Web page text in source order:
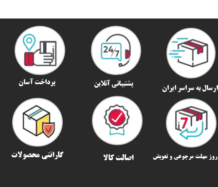
ارسال به سراسر ایران​​​​​​​
پشتیبانی آنلاین پرداخت آسان
اصالت کالا گارانتی محصولات